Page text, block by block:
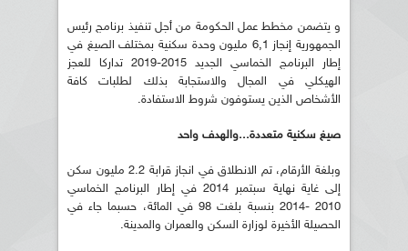
و يتضمن مخطط عمل الحكومة من أجل تنفيذ برنامج رئيس
الجمهورية إنجاز 6,1 مليون وحدة سكنية بمختلف الصيغ في
إطار البرنامج الخماسي الجديد 2015-2019 تداركا للعجز
الهيكلي في المجال والاستجابة بذلك لطلبات كافة
الأشخاص الذين يستوفون شروط الاستفادة.
صيغ سكنية متعددة...والهدف واحد
وبلغة الأرقام، تم الانطلاق في انجاز قرابة 2.2 مليون سكن
إلى غاية نهاية سبتمبر 2014 في إطار البرنامج الخماسي
2010 -2014 بنسبة بلغت 98 في المائة، حسبما جاء في
الحصيلة الأخيرة لوزارة السكن والعمران والمدينة.